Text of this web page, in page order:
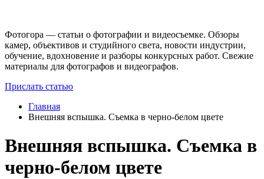
Фотогора — статьи о фотографии и видеосъемке. Обзоры
камер, объективов и студийного света, новости индустрии,
обучение, вдохновение и разборы конкурсных работ. Свежие
материалы для фотографов и видеографов.
Прислать статью
Главная
Внешняя вспышка. Съемка в черно-белом цвете
Внешняя вспышка. Съемка в
черно-белом цвете